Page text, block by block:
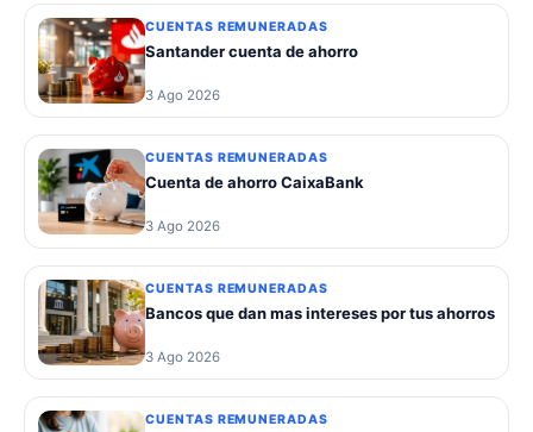
CUENTAS REMUNERADAS
Santander cuenta de ahorro
3 Ago 2026
CUENTAS REMUNERADAS
Cuenta de ahorro CaixaBank
3 Ago 2026
CUENTAS REMUNERADAS
Bancos que dan mas intereses por tus ahorros
3 Ago 2026
CUENTAS REMUNERADAS